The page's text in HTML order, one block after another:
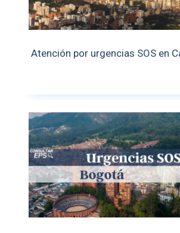
Atención por urgencias SOS en